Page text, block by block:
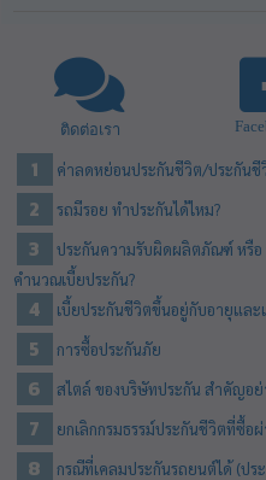
ติดต่อเรา
ค่าลดหย่อนประกันชีวิต/ประกัน
รถมีรอย ทําประกันได้ไหม?
ประกันความรับผิดผลิตภัณฑ์ หรือ
คำนวณเบี้ยประกัน?
เบี้ยประกันชีวิตขึ้นอยู่กับอายุและ
การซื้อประกันภัย
สไตล์ ของบริษัทประกัน สำคัญอย่
ยกเลิกกรมธรรม์ประกันชีวิตที่ซื้อ
กรณีที่เคลมประกันรถยนต์ได้ (ปร